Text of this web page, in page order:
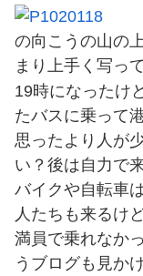
の向こうの山の
まり上手く写っ
19時になったけ
たバスに乗って
思ったより人が
い？後は自力で
バイクや自転車
人たちも来るけど
満員で乗れなか
うブログも見か